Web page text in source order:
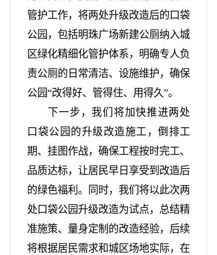
管护工作，将两处升级改造后的口袋
公园，包括明珠广场新建公厕纳入城
区绿化精细化管护体系，明确专人负
责公厕的日常清洁、设施维护，确保
公园“改得好、管得住、用得久”。
下一步，我们将加快推进两处
口袋公园的升级改造施工，倒排工
期、挂图作战，确保工程按时完工、
品质达标，让居民早日享受到改造后
的绿色福利。同时，我们将以此次两
处口袋公园升级改造为试点，总结精
准施策、量身定制的改造经验，后续
将根据居民需求和城区场地实际，在